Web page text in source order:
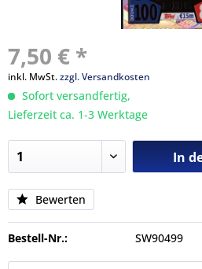
7,50 € *
inkl. MwSt.zzgl. Versandkosten
Sofort versandfertig,
Lieferzeit ca. 1-3 Werktage
In
Bewerten
Bestell-Nr.: SW90499